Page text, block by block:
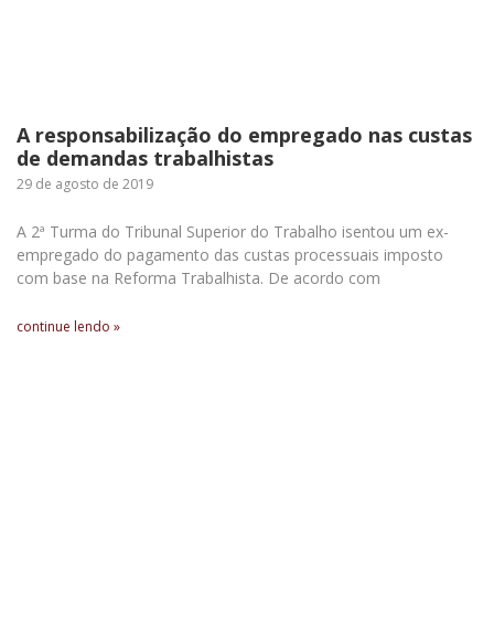
A responsabilização do empregado nas custas
de demandas trabalhistas
29 de agosto de 2019
A 2ª Turma do Tribunal Superior do Trabalho isentou um ex-
empregado do pagamento das custas processuais imposto
com base na Reforma Trabalhista. De acordo com
continue lendo »